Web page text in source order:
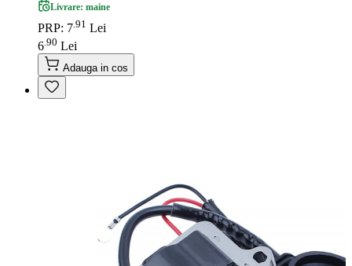
Livrare: maine
PRP: 7 91 Lei
6 90 Lei
Adauga in cos